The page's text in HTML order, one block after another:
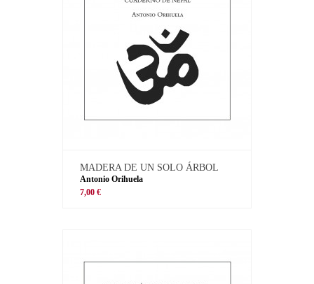
MADERA DE UN SOLO ÁRBOL
Antonio Orihuela
7,00 €